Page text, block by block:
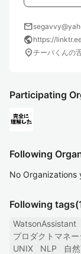
mail
publichttps://
location_onチーバくんの
Participating
Following
No Organizations
Following tags
WatsonAssistant
プロダクトマネー
UNIX
NLP 自